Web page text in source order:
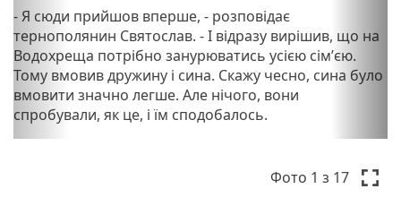
i
o
u
s
- Я сюди прийшов вперше, - розповідає
тернополянин Святослав. - І відразу вирішив, що на
Водохреща потрібно занурюватись усією сімʼєю.
Тому вмовив дружину і сина. Скажу чесно, сина було
вмовити значно легше. Але нічого, вони
спробували, як це, і їм сподобалось.
Фото 1 з 17
e